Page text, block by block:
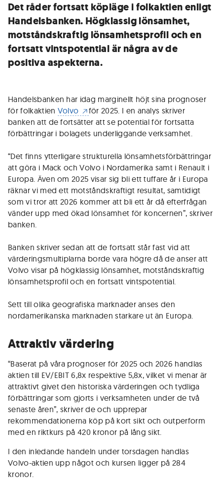
Det råder fortsatt köpläge i folkaktien enligt
Handelsbanken. Högklassig lönsamhet,
motståndskraftig lönsamhetsprofil och en
fortsatt vintspotential är några av de
positiva aspekterna.
Handelsbanken har idag marginellt höjt sina prognoser
för folkaktien Volvo
för 2025. I en analys skriver
banken att de fortsätter att se potential för fortsatta
förbättringar i bolagets underliggande verksamhet.
“Det finns ytterligare strukturella lönsamhetsförbättringar
att göra i Mack och Volvo i Nordamerika samt i Renault i
Europa. Även om 2025 visar sig bli ett tuffare år i Europa
räknar vi med ett motståndskraftigt resultat, samtidigt
som vi tror att 2026 kommer att bli ett år då efterfrågan
vänder upp med ökad lönsamhet för koncernen”, skriver
banken.
Banken skriver sedan att de fortsatt står fast vid att
värderingsmultiplarna borde vara högre då de anser att
Volvo visar på högklassig lönsamhet, motståndskraftig
lönsamhetsprofil och en fortsatt vintspotential.
Sett till olika geografiska marknader anses den
nordamerikanska marknaden starkare ut än Europa.
Attraktiv värdering
“Baserat på våra prognoser för 2025 och 2026 handlas
aktien till EV/EBIT 6,8x respektive 5,8x, vilket vi menar är
attraktivt givet den historiska värderingen och tydliga
förbättringar som gjorts i verksamheten under de två
senaste åren”, skriver de och upprepar
rekommendationerna köp på kort sikt och outperform
med en riktkurs på 420 kronor på lång sikt.
I den inledande handeln under torsdagen handlas
Volvo-aktien upp något och kursen ligger på 284
kronor.